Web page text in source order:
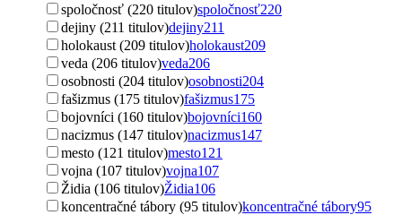
spoločnosť (220 titulov)spoločnosť220
dejiny (211 titulov)dejiny211
holokaust (209 titulov)holokaust209
veda (206 titulov)veda206
osobnosti (204 titulov)osobnosti204
fašizmus (175 titulov)fašizmus175
bojovníci (160 titulov)bojovníci160
nacizmus (147 titulov)nacizmus147
mesto (121 titulov)mesto121
vojna (107 titulov)vojna107
Židia (106 titulov)Židia106
koncentračné tábory (95 titulov)koncentračné tábory95